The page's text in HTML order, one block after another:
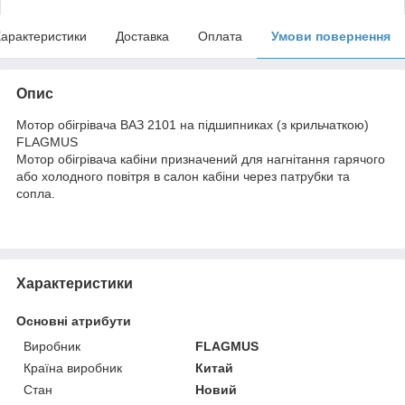
Доставка Оплата Умови повернення
Опис
Мотор обігрівача ВАЗ 2101 на підшипниках (з крильчаткою)
FLAGMUS
Мотор обігрівача кабіни призначений для нагнітання гарячого
або холодного повітря в салон кабіни через патрубки та
сопла.
Характеристики
Основні атрибути
Виробник
FLAGMUS
Країна виробник
Китай
Стан
Новий